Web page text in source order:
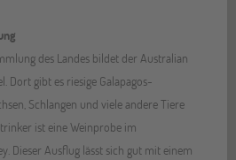
des Landes bildet der Australian
Dort gibt es riesige Galapagos-
Schlangen und viele andere Tiere
ist eine Weinprobe im
Dieser Ausflug lässt sich gut mit einem